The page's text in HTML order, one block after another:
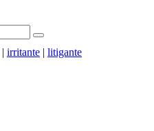
| irritante | litigante